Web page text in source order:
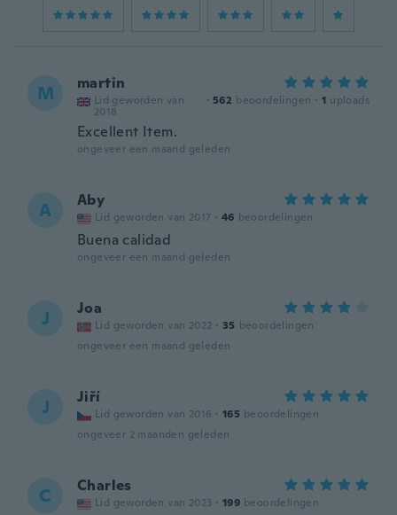
M martin
Lid geworden van
2018
· 562 beoordelingen · 1 uploads
Excellent Item.
ongeveer een maand geleden
A Aby
Lid geworden van 2017 · 46 beoordelingen
Buena calidad
ongeveer een maand geleden
J Joa
Lid geworden van 2022 · 35 beoordelingen
ongeveer een maand geleden
J Jiří
Lid geworden van 2016 · 165 beoordelingen
ongeveer 2 maanden geleden
C Charles
Lid geworden van 2023 · 199 beoordelingen